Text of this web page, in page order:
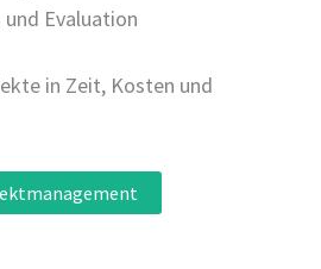
und Evaluation
in Zeit, Kosten und